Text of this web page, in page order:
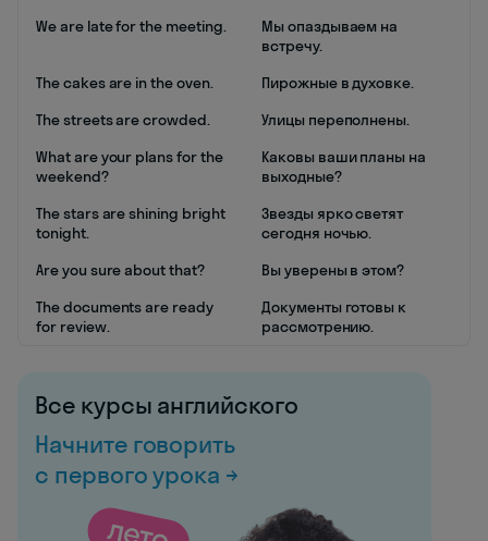
We are late for the meeting.
Мы опаздываем на
встречу.
The cakes are in the oven.
Пирожные в духовке.
The streets are crowded.
Улицы переполнены.
What are your plans for the
weekend?
Каковы ваши планы на
выходные?
The stars are shining bright
tonight.
Звезды ярко светят
сегодня ночью.
Are you sure about that?
Вы уверены в этом?
The documents are ready
for review.
Документы готовы к
рассмотрению.
Все курсы английского
Начните говорить
с первого урока →